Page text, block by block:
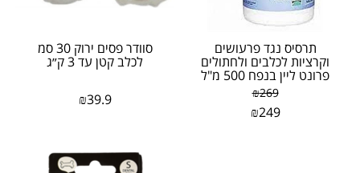
תרסיס נגד פרעושים
וקרציות לכלבים ולחתולים
פרונט ליין בנפח 500 מ"ל
₪269
₪249
סוודר פסים ירוק 30 סמ
לכלב קטן עד 3 ק״ג
₪39.9